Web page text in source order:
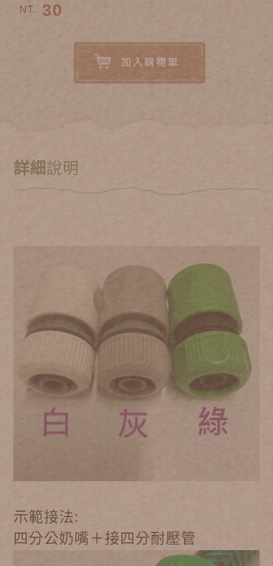
NT. 30
詳細說明
示範接法:
四分公奶嘴＋接四分耐壓管